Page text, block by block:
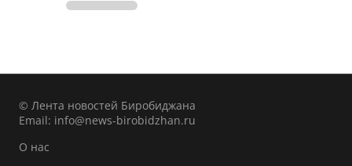
© Лента новостей Биробиджана
Email: info@news-birobidzhan.ru
О нас